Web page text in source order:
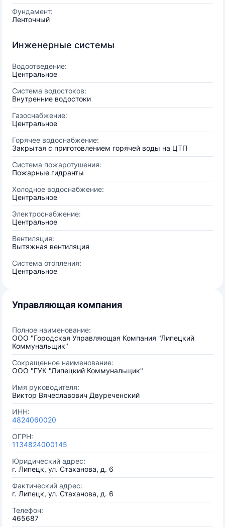
Фундамент:
Ленточный
Инженерные системы
Водоотведение:
Центральное
Система водостоков:
Внутренние водостоки
Газоснабжение:
Центральное
Горячее водоснабжение:
Закрытая с приготовлением горячей воды на ЦТП
Система пожаротушения:
Пожарные гидранты
Холодное водоснабжение:
Центральное
Электроснабжение:
Центральное
Вентиляция:
Вытяжная вентиляция
Система отопления:
Центральное
Управляющая компания
Полное наименование:
ООО "Городская Управляющая Компания "Липецкий
Коммунальщик"
Сокращенное наименование:
ООО "ГУК "Липецкий Коммунальщик"
Имя руководителя:
Виктор Вячеславович Двуреченский
ИНН:
4824060020
ОГРН:
1134824000145
Юридический адрес:
г. Липецк, ул. Стаханова, д. 6
Фактический адрес:
г. Липецк, ул. Стаханова, д. 6
Телефон:
465687